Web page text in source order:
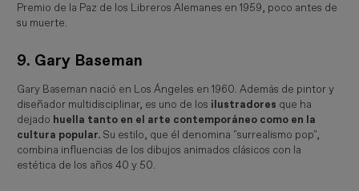
Premio de la Paz de los Libreros Alemanes en 1959, poco antes de
su muerte.
9. Gary Baseman
Gary Baseman nació en Los Ángeles en 1960. Además de pintor y
diseñador multidisciplinar, es uno de los ilustradores que ha
dejado huella tanto en el arte contemporáneo como en la
cultura popular. Su estilo, que él denomina "surrealismo pop",
combina influencias de los dibujos animados clásicos con la
estética de los años 40 y 50.